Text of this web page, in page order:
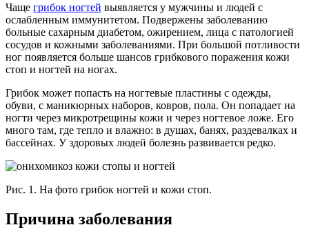
Чаще грибок ногтей выявляется у мужчины и людей с
ослабленным иммунитетом. Подвержены заболеванию
больные сахарным диабетом, ожирением, лица с патологией
сосудов и кожными заболеваниями. При большой потливости
ног появляется больше шансов грибкового поражения кожи
стоп и ногтей на ногах.
Грибок может попасть на ногтевые пластины с одежды,
обуви, с маникюрных наборов, ковров, пола. Он попадает на
ногти через микротрещины кожи и через ногтевое ложе. Его
много там, где тепло и влажно: в душах, банях, раздевалках и
бассейнах. У здоровых людей болезнь развивается редко.
Рис. 1. На фото грибок ногтей и кожи стоп.
Причина заболевания